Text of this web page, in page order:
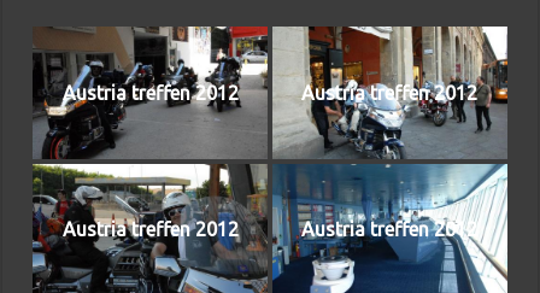
Austria treffen 2012 Austria treffen 2012
Austria treffen 2012 Austria treffen 2012